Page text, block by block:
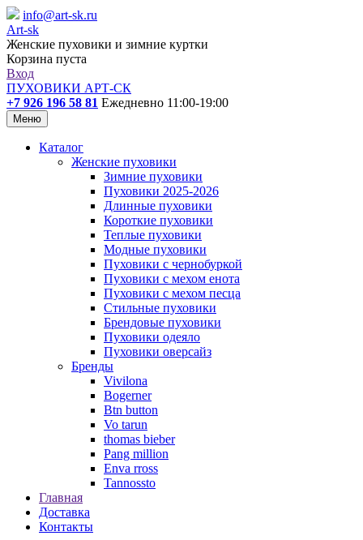
info@art-sk.ru
Art-sk
Женские пуховики и зимние куртки
Корзина пуста
Вход
ПУХОВИКИ АРТ-СК
+7 926 196 58 81 Ежедневно 11:00-19:00
Меню
Каталог
Женские пуховики
Зимние пуховики
Пуховики 2025-2026
Длинные пуховики
Короткие пуховики
Теплые пуховики
Модные пуховики
Пуховики с чернобуркой
Пуховики с мехом енота
Пуховики с мехом песца
Стильные пуховики
Брендовые пуховики
Пуховики одеяло
Пуховики оверсайз
Бренды
Vivilona
Bogerner
Btn button
Vo tarun
thomas bieber
Pang million
Enva rross
Tannossto
Главная
Доставка
Контакты